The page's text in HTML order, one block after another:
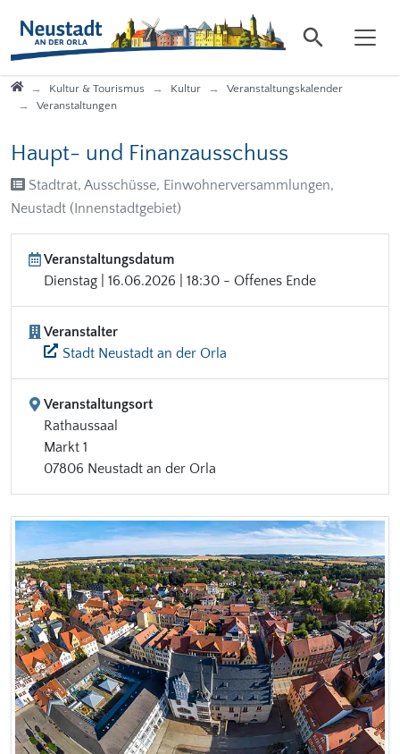
StartseiteKultur & Tourismus Kultur
Veranstaltungskalender
Veranstaltungen
Haupt- und Finanzausschuss
Stadtrat, Ausschüsse, Einwohnerversammlungen,
Neustadt (Innenstadtgebiet)
Veranstaltungsdatum
Dienstag | 16.06.2026 | 18:30 - Offenes Ende
Veranstalter
Stadt Neustadt an der Orla
Veranstaltungsort
Rathaussaal
Markt 1
07806 Neustadt an der Orla